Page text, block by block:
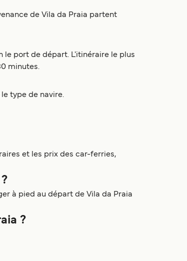
de Vila da Praia partent
le port de départ. L'itinéraire le plus
minutes.
type de navire.
et les prix des car-ferries,
à pied au départ de Vila da Praia
?